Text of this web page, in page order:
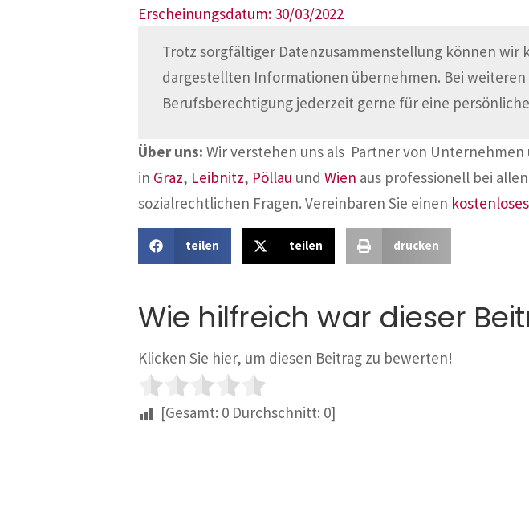
Erscheinungsdatum: 30/03/2022
Trotz sorgfältiger Datenzusammenstellung können wir
dargestellten Informationen übernehmen. Bei
Berufsberechtigung jederzeit gerne für eine
Über uns: Wir verstehen uns als Partner von
in Graz, Leibnitz, Pöllau und Wien aus professionell bei
sozialrechtlichen Fragen. Vereinbaren Sie einen
teilen teilen drucken
Wie hilfreich war dieser
Klicken Sie hier, um diesen Beitrag zu bewerten!
[Gesamt: 0 Durchschnitt: 0]